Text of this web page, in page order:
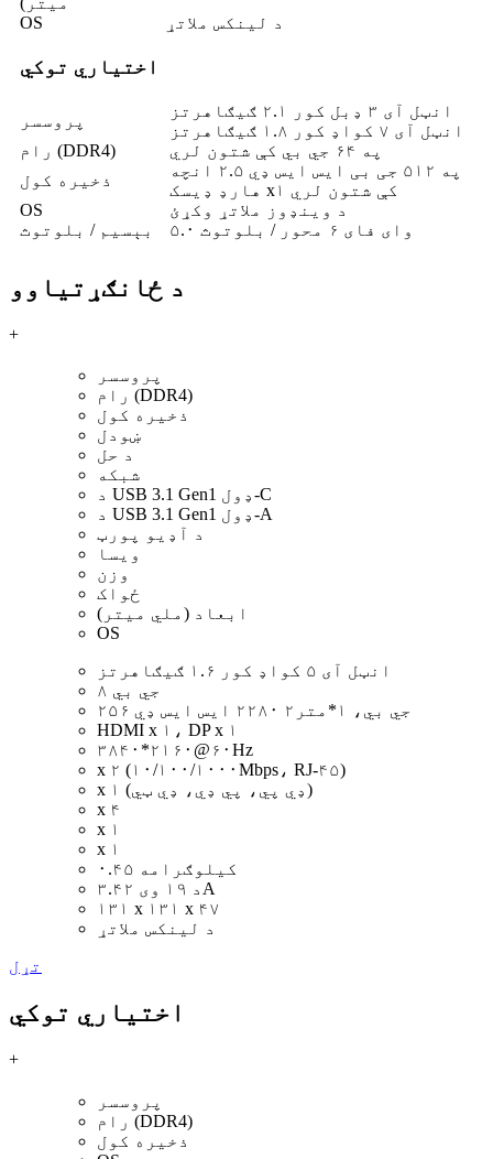
OS
د لینکس ملاتړ
اختیاري توکي
پروسسر
انټل آی ۳ ډبل کور ۲.۱ ګیګاهرتز
انټل آی ۷ کواډ کور ۱.۸ ګیګاهرتز
رام (DDR4)
په ۶۴ جي بي کې شتون لري
ذخیره کول
په ۵۱۲ جی بی ایس ایس ډي ۲.۵ انچه
هارډ ډیسک x۱ کې شتون لري
OS
د وینډوز ملاتړ وکړئ
بېسیم / بلوتوث
وای فای ۶ محور / بلوتوث ۵.۰
د ځانګړتیاوو
+
پروسسر
رام (DDR4)
ذخیره کول
ښودل
د حل
شبکه
د USB 3.1 Gen1 ډول-C
د USB 3.1 Gen1 ډول-A
د آډیو پورټ
ویسا
وزن
ځواک
ابعاد (ملي میتر)
OS
انټل آی ۵ کواډ کور ۱.۶ ګیګاهرتز
۸ جي بي
۲۵۶ جي بي، ۱*متر۲ ۲۲۸۰ ايس ايس ډي
HDMI x ۱، DP x ۱
۳۸۴۰*۲۱۶۰@۶۰Hz
x ۲ (۱۰/۱۰۰/۱۰۰۰Mbps، RJ-۴۵)
x ۱ (ډي پي، پي ډي، ډي ټي)
x ۴
x ۱
x ۱
۰.۴۵ کیلوګرامه
د ۱۹ وی ۳.۴۲A
۱۳۱ x ۱۳۱ x ۴۷
د لینکس ملاتړ
تړل
اختیاري توکي
+
پروسسر
رام (DDR4)
ذخیره کول